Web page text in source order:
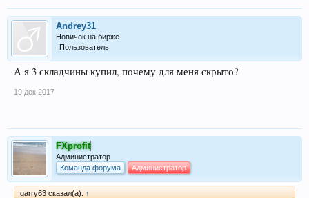
Andrey31
Новичок на бирже
Пользователь
А я 3 складчины купил, почему для меня скрыто?
19 дек 2017
FXprofit
Администратор
Команда форума
Администратор
garry63 сказал(а): ↑